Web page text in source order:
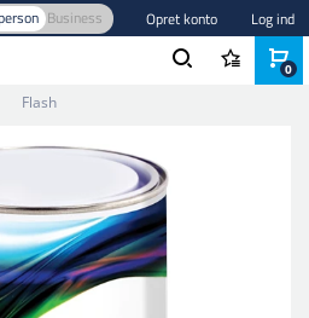
Business Opret konto Log ind
Flash
0